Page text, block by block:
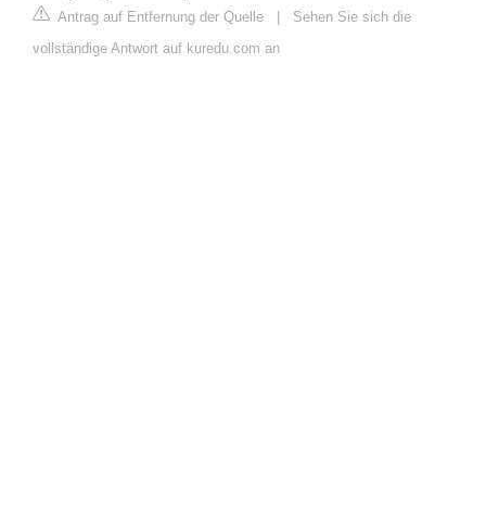
Antrag auf Entfernung der Quelle
Sehen Sie sich die
vollständige Antwort auf kuredu.com an